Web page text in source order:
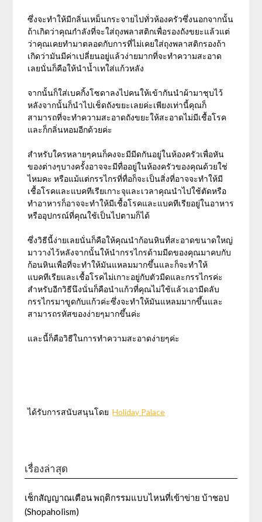
ซึ่งจะทำให้มีกลิ่นเหม็นกระจายไปทั่วห้องครัวซึ่งนอกจากนั้น
ถ้าเกิดว่าคุณกำลังที่จะใส่ถุงพลาสติกเพื่อรองถังขยะแล้วแต่
ว่าคุณเคยทำมาตลอดกับการที่ไม่เคยใส่ถุงพลาสติกรองถ้า
เกิดว่ามันมีค่าเปลี่ยนอยู่แล้วง่ายมากที่จะทำความสะอาด
เลยนั่นก็คือให้นำน้ำเทใส่แก้วหลัง
จากนั้นก็ใส่เบคกิ้งโซดาลงไปคนให้เข้ากันนำผ้ามาชุบไว้
หลังจากนั้นก็นำไปเช็ดถังขยะเลยค่ะเพียงเท่านี้คุณก็
สามารถที่จะทำความสะอาดถังขยะให้สะอาดไม่มีเชื้อโรค
และก็กลิ่นหอมอีกด้วยค่ะ
สำหรับใครหลายๆคนก็คงจะมีมีดกันอยู่ในห้องครัวเพื่อหัน
ของต่างๆบางครั้งอาจจะมีทื่ออยู่ในห้องครัวของคุณด้วยใช่
ไหมคะ หรือแม้แต่กรรไกรที่ทื่อก็จะเป็นสิ่งที่อาจจะทำให้มี
เชื้อโรคและแบคทีเรียเกาะจุและเวลาคุณนำไปใช้ตัดหรือ
ทำอาหารก็อาจจะทำให้มีเชื้อโรคและแบคทีเรียอยู่ในอาหาร
หรืออุปกรณ์ที่คุณใช้เป็นไปตามก็ได้
ซึ่งวิธีนี้ง่ายเลยนั่นก็คือให้คุณนำก้อนหินที่สะอาดขนาดใหญ่
มาวางไว้หลังจากนั้นให้นำกรรไกรด้ามมีดของคุณมาคบกับ
ก้อนหินเพื่อที่จะทำให้มันแหลมมากขึ้นและก็จะทำให้
แบคทีเรียและเชื้อโรคไม่เกาะอยู่กับตัวมีดและกรรไกรค่ะ
สำหรับอีกวิธีนึงนั่นก็คือนำแก้วที่คุณไม่ใช้แล้วเอามีดลับ
กรรไกรมาขูดกับแก้วค่ะซึ่งจะทำให้มันแหลมมากขึ้นและ
สามารถรหัสของง่ายๆมากขึ้นค่ะ
และนี้ก็คือวิธีในการทำความสะอาดง่ายๆค่ะ
ได้รับการสนับสนุนโดยHoliday Palace
เรื่องล่าสุด
เช็กสัญญาณเตือน พฤติกรรมแบบไหนที่เข้าข่าย บ้าชอป
(Shopaholism)